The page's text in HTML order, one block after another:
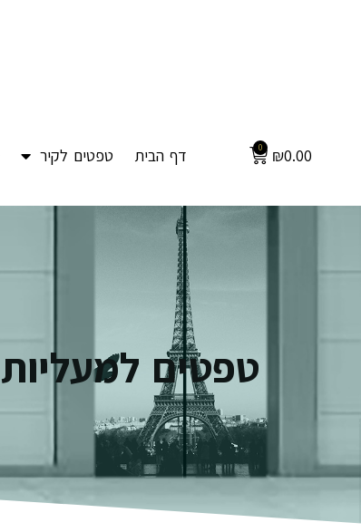
₪0.00
0 דף הבית טפטים לקיר
טפטים למעליות